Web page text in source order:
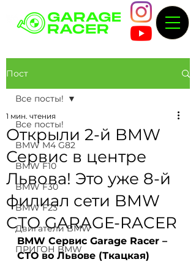
Пост
Все посты!
BMW M4 G82
BMW F10
BMW F30
BMW F23
Двигатели BMW
ПРИГОН BMW
Все посты!
Открыли 2-й BMW
Сервис в центре
Львова! Это уже 8-й
филиал сети BMW
СТО GARAGE-RACER
1 мин. чтения
BMW Сервис Garage Racer –
СТО во Львове (Ткацкая)